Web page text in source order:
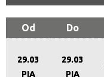
Kategoria
Trwające w zakresie
Od Do
29.03
PIĄ
29.03
PIĄ